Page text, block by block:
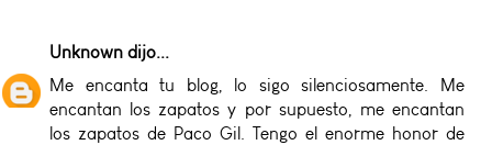
Unknown dijo...
Me encanta tu blog, lo sigo silenciosamente. Me
encantan los zapatos y por supuesto, me encantan
los zapatos de Paco Gil. Tengo el enorme honor de